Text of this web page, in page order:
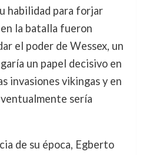
habilidad para forjar
la batalla fueron
el poder de Wessex, un
un papel decisivo en
invasiones vikingas y en
sería
de su época, Egberto